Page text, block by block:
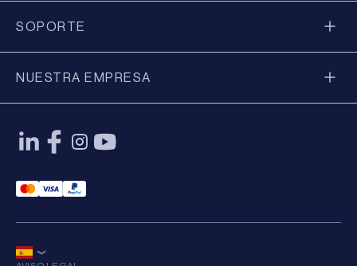
SOPORTE
NUESTRA EMPRESA
Mastercard Payment
Visa Payment
Paypal Payment